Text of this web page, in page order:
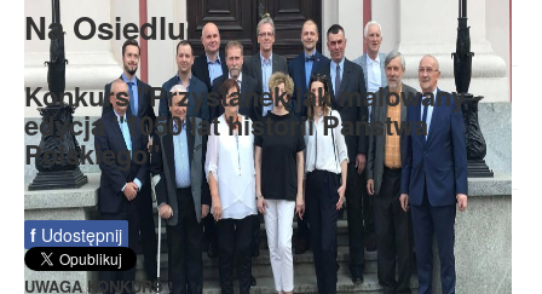
Rada Seniorów
Na Osiedlu
Konkurs "Przystanek jak malowany -
edycja "1050 lat historii Państwa
Polskiego"
f Udostępnij
UWAGA KONKURS !